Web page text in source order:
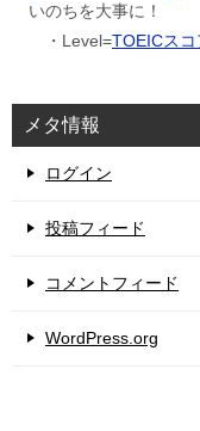
いのちを大事に！
・Level=TOEICスコ
メタ情報
ログイン
投稿フィード
コメントフィード
WordPress.org